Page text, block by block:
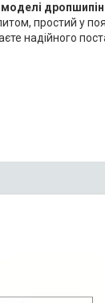
моделі
простий у
надійного